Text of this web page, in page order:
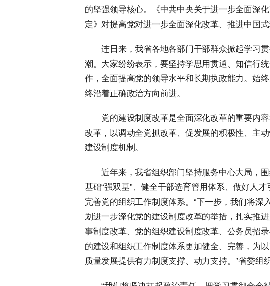
的坚强领导核心。《中共中央关于进一步全面深
定》对提高党对进一步全面深化改革、推进中国
连日来，我省各地各部门干部群众掀起学习贯
潮。大家纷纷表示，要坚持学思用贯通、知信行
作，全面提高党的领导水平和长期执政能力。始
终沿着正确政治方向前进。
党的建设制度改革是全面深化改革的重要内容
改革，以调动全党抓改革、促发展的积极性、主
建设制度机制。
近年来，我省组织部门坚持服务中心大局，围
基础“强双基”、健全干部选育管用体系、做好人
完善党的组织工作制度体系。“下一步，我们将深
划进一步深化党的建设制度改革的举措，扎实推
事制度改革、党的组织建设制度改革、公务员招
的建设和组织工作制度体系更加健全、完善，为
质量发展提供有力制度支撑、动力支持。”省委组